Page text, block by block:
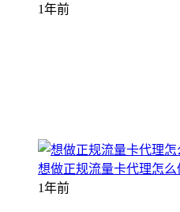
1年前
想做正规流量卡代理怎
1年前